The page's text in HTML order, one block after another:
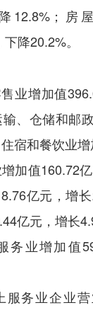
12.8%；房
降20.2%。
增加值
、仓储和邮
宿和餐饮业增
加值160.72
亿元，增
亿元，增长
务业增加值
务业企业营